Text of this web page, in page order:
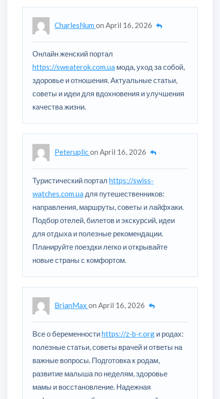
CharlesNum on April 16, 2026
Онлайн женский портал
https://sweaterok.com.ua мода, уход за собой,
здоровье и отношения. Актуальные статьи,
советы и идеи для вдохновения и улучшения
качества жизни.
Peteruplicon April 16, 2026
Туристический портал https://swiss-
watches.com.ua для путешественников:
направления, маршруты, советы и лайфхаки.
Подбор отелей, билетов и экскурсий, идеи
для отдыха и полезные рекомендации.
Планируйте поездки легко и открывайте
новые страны с комфортом.
BrianMax on April 16, 2026
Все о беременностиhttps://z-b-r.org и родах:
полезные статьи, советы врачей и ответы на
важные вопросы. Подготовка к родам,
развитие малыша по неделям, здоровье
мамы и восстановление. Надежная